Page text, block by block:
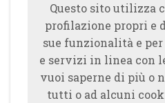
Questo sito utilizza
profilazione propri e
sue funzionalità e
e servizi in linea con
vuoi saperne di più o
tutti o ad alcuni